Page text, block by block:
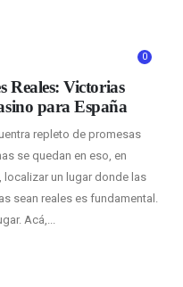
0
Reales: Victorias
para España
repleto de promesas
se quedan en eso, en
localizar un lugar donde las
sean reales es fundamental.
Acá,...